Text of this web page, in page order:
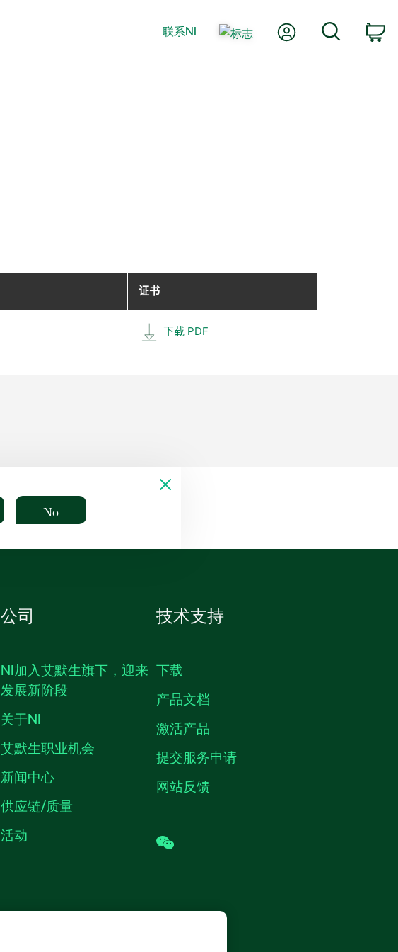
联系NI 我的账户
证书
下载 PDF
No
公司
NI加入艾默生旗下，迎来
发展新阶段
关于NI
艾默生职业机会
新闻中心
供应链/质量
活动
技术支持
下载
产品文档
激活产品
提交服务申请
网站反馈
wechat